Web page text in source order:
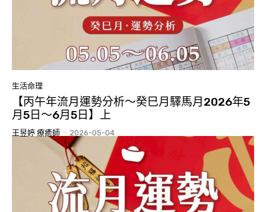
生活命理
【丙午年流月運勢分析～癸巳月驛馬月2026年5
月5日～6月5日】上
王昱婷 療癒師 - 2026-05-04